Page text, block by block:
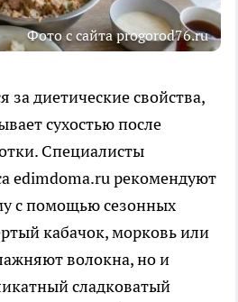
Фото с сайта progorod76.ru
диетические свойства,
сухостью после
Специалисты
edimdoma.ru рекомендуют
с помощью сезонных
кабачок, морковь или
волокна, но и
сладковатый